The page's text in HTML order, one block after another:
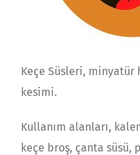
Keçe Süsleri, minyatür
kesimi.
Kullanım alanları,
keçe broş, çanta süsü,